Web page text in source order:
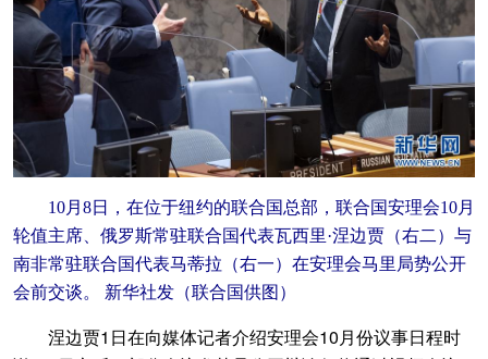
10月8日，在位于纽约的联合国总部，联合国安理会10月
轮值主席、俄罗斯常驻联合国代表瓦西里·涅边贾（右二）与
南非常驻联合国代表马蒂拉（右一）在安理会马里局势公开
会前交谈。 新华社发（联合国供图）
涅边贾1日在向媒体记者介绍安理会10月份议事日程时